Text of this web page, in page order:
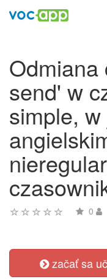
Odmiana
send' w
simple,
0
začať sa